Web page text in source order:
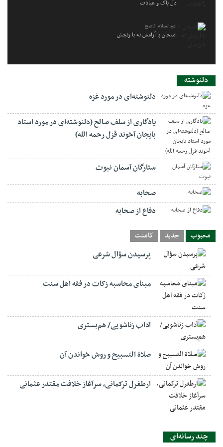
دل پاک و عبادت
عبدالسلام ناصح
امتحان با آرامش نه با رنجش
دلنوشته
دلنوشته‌ای در مورد غزه
یادگاری از سلف صالح (دلنوشته‌ای در مورد استاد
بایجان آخوند قزل رحمه الله)
ستارگان آسمان نبوت
صحابه
دفاع از صحابه
محبوب جدید کامنت
پرسیدن سؤال شرعی
مبنای محاسبه زکات در فقه اهل سنت
آداب زناشویی/ هم‌بستری
صلاة التسبيح و روش خواندن آن
ارطغرل ترکمانی، سرآغاز خلافت مقتدر عثمانی
چند رسانه‌ای